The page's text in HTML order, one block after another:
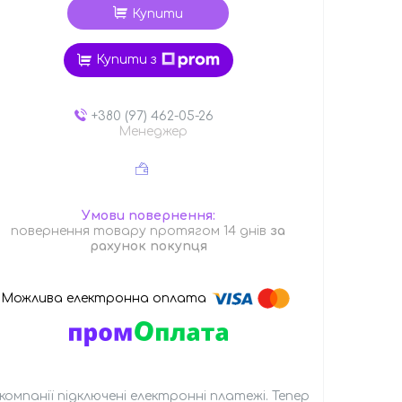
Купити
Купити з
+380 (97) 462-05-26
Менеджер
повернення товару протягом 14 днів за
рахунок покупця
підключені електронні платежі. Тепер